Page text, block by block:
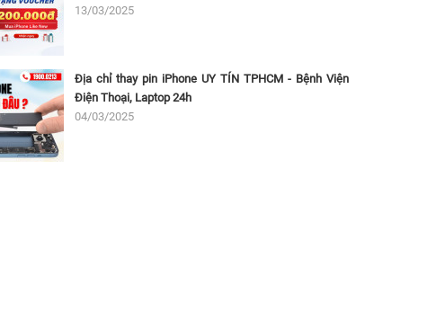
13/03/2025
Địa chỉ thay pin iPhone UY TÍN TPHCM - Bệnh Viện
Điện Thoại, Laptop 24h
04/03/2025